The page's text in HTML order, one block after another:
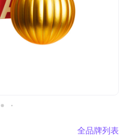
全品牌列表